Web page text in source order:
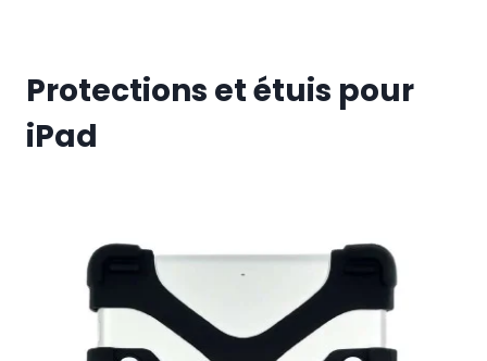
Protections et étuis pour
iPad